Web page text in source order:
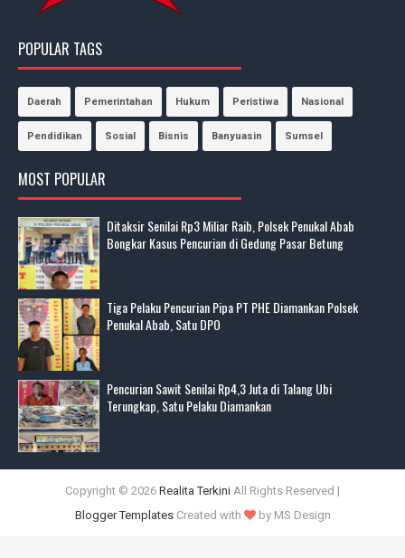
POPULAR TAGS
Daerah Pemerintahan Hukum Peristiwa Nasional
Pendidikan Sosial Bisnis Banyuasin Sumsel
MOST POPULAR
Ditaksir Senilai Rp3 Miliar Raib, Polsek Penukal Abab
Bongkar Kasus Pencurian di Gedung Pasar Betung
Tiga Pelaku Pencurian Pipa PT PHE Diamankan Polsek
Penukal Abab, Satu DPO
Pencurian Sawit Senilai Rp4,3 Juta di Talang Ubi
Terungkap, Satu Pelaku Diamankan
Copyright © 2026 Realita Terkini All Rights Reserved |
Blogger TemplatesCreated with by MS Design